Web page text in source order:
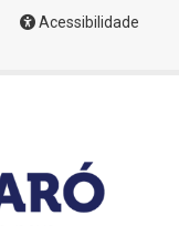
Acessibilidade